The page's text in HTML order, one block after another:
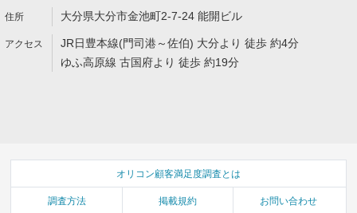
大分県大分市金池町2-7-24 能開ビル
JR日豊本線(門司港～佐伯) 大分より 徒歩 約4分
ゆふ高原線 古国府より 徒歩 約19分
オリコン顧客満足度調査とは
調査方法 掲載規約 お問い合わせ